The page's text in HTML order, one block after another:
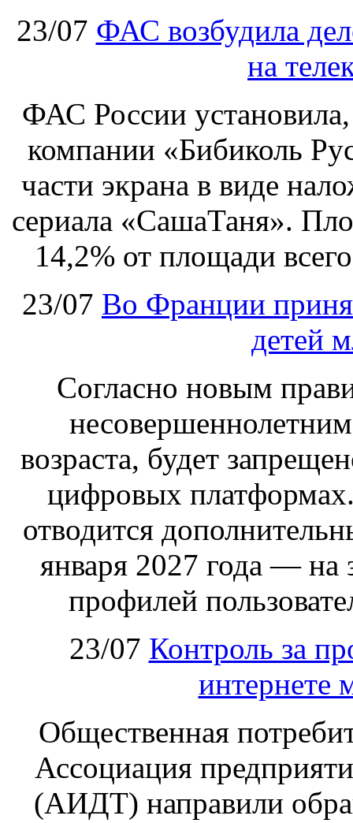
23/07 ФАС возбудила
на
ФАС России установила,
компании «Бибиколь
части экрана в виде
сериала «СашаТаня».
14,2% от площади
23/07 Во Франции
детей
Согласно новым
возраста, будет
цифровых
отводится
января 2027 года —
профилей
23/07 Контроль за
интернете
Общественная
Ассоциация
(АИДТ) направили